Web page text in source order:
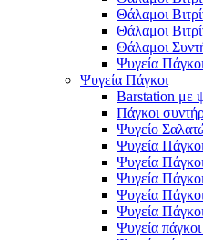
Θάλαμοι
Θάλαμοι
Θάλαμοι
Ψυγεία
Ψυγεία Πάγκοι
Barstation με
Πάγκοι
Ψυγείο
Ψυγεία
Ψυγεία
Ψυγεία
Ψυγεία
Ψυγεία
Ψυγεία